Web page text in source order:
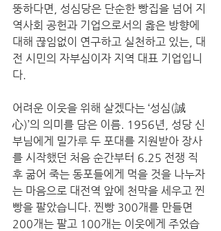
뚱하다면, 성심당은 단순한 빵집을 넘어 지
역사회 공헌과 기업으로서의 옳은 방향에
대해 끊임없이 연구하고 실천하고 있는, 대
전 시민의 자부심이자 지역 대표 기업입니
다.
어려운 이웃을 위해 살겠다는 ‘성심(誠
心)’의 의미를 담은 이름. 1956년, 성당 신
부님에게 밀가루 두 포대를 지원받아 장사
를 시작했던 처음 순간부터 6.25 전쟁 직
후 굶어 죽는 동포들에게 먹을 것을 나누자
는 마음으로 대전역 앞에 천막을 세우고 찐
빵을 팔았습니다. 찐빵 300개를 만들면
200개는 팔고 100개는 이웃에게 주었습